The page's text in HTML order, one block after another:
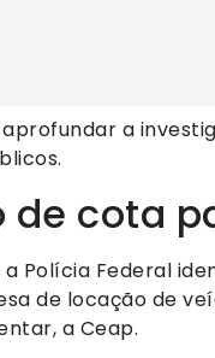
a
de cota
Polícia Federal
de locação de
a Ceap.